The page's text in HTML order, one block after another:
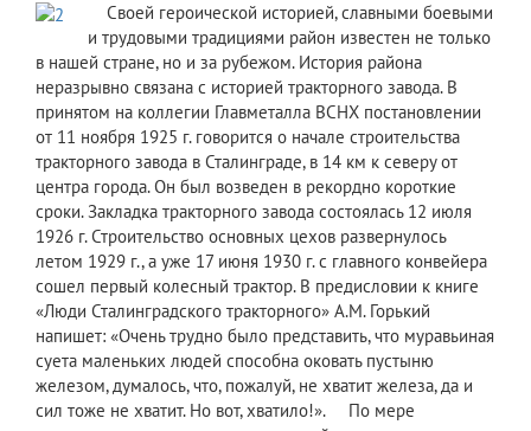
​ Своей героической историей, славными боевыми
и трудовыми традициями район известен не только
в нашей стране, но и за рубежом. История района
неразрывно связана с историей тракторного завода. В
принятом на коллегии Главметалла ВСНХ постановлении
от 11 ноября 1925 г. говорится о начале строительства
тракторного завода в Сталинграде, в 14 км к северу от
центра города. Он был возведен в рекордно короткие
сроки. Закладка тракторного завода состоялась 12 июля
1926 г. Строительство основных цехов развернулось
летом 1929 г., а уже 17 июня 1930 г. с главного конвейера
сошел первый колесный трактор. В предисловии к книге
«Люди Сталинградского тракторного» А.М. Горький
напишет: «Очень трудно было представить, что муравьиная
суета маленьких людей способна оковать пустыню
железом, думалось, что, пожалуй, не хватит железа, да и
сил тоже не хватит. Но вот, хватило!». По мере